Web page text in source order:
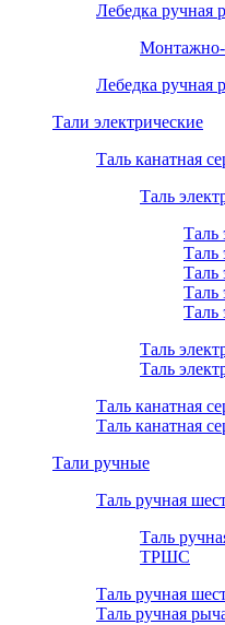
Лебедка ручная
Лебедка ручная
Тали электрические
Таль канатная
Таль
Таль
Таль
Таль
Таль
Таль
Таль
Таль
Таль канатная
Таль канатная
Тали ручные
Таль ручная
Таль
ТРШС
Таль ручная
Таль ручная